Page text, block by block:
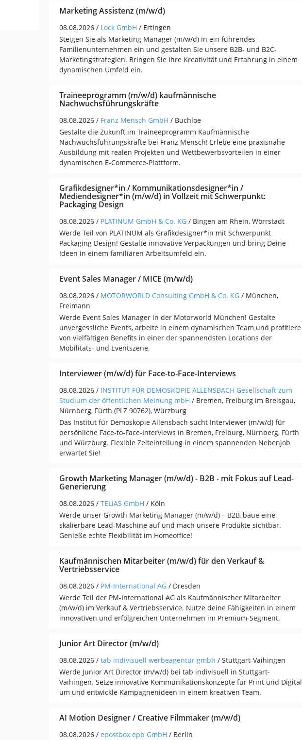
Marketing Assistenz (m/w/d)
08.08.2026 / Lock GmbH / Ertingen
Steigen Sie als Marketing Manager (m/w/d) in ein führendes
Familienunternehmen ein und gestalten Sie unsere B2B- und B2C-
Marketingstrategien. Bringen Sie Ihre Kreativität und Erfahrung in einem
dynamischen Umfeld ein.
Traineeprogramm (m/w/d) kaufmännische
Nachwuchsführungskräfte
08.08.2026 / Franz Mensch GmbH / Buchloe
Gestalte die Zukunft im Traineeprogramm Kaufmännische
Nachwuchsführungskräfte bei Franz Mensch! Erlebe eine praxisnahe
Ausbildung mit realen Projekten und Wettbewerbsvorteilen in einer
dynamischen E-Commerce-Plattform.
Grafikdesigner*in / Kommunikationsdesigner*in /
Mediendesigner*in (m/w/d) in Vollzeit mit Schwerpunkt:
Packaging Design
08.08.2026 / PLATINUM GmbH & Co. KG / Bingen am Rhein, Wörrstadt
Werde Teil von PLATINUM als Grafikdesigner*in mit Schwerpunkt
Packaging Design! Gestalte innovative Verpackungen und bring Deine
Ideen in einem familiären Arbeitsumfeld ein.
Event Sales Manager / MICE (m/w/d)
08.08.2026 / MOTORWORLD Consulting GmbH & Co. KG / München,
Freimann
Werde Event Sales Manager in der Motorworld München! Gestalte
unvergessliche Events, arbeite in einem dynamischen Team und profitiere
von vielfältigen Benefits in einer der spannendsten Locations der
Mobilitäts- und Eventszene.
Interviewer (m/w/d) für Face-to-Face-Interviews
08.08.2026 / INSTITUT FÜR DEMOSKOPIE ALLENSBACH Gesellschaft zum
Studium der öffentlichen Meinung mbH / Bremen, Freiburg im Breisgau,
Nürnberg, Fürth (PLZ 90762), Würzburg
Das Institut für Demoskopie Allensbach sucht Interviewer (m/w/d) für
persönliche Face-to-Face-Interviews in Bremen, Freiburg, Nürnberg, Fürth
und Würzburg. Flexible Zeiteinteilung in einem spannenden Nebenjob
erwartet Sie!
Growth Marketing Manager (m/w/d) - B2B - mit Fokus auf Lead-
Generierung
08.08.2026 / TELiAS GmbH / Köln
Werde unser Growth Marketing Manager (m/w/d) – B2B, baue eine
skalierbare Lead-Maschine auf und mach unsere Produkte sichtbar.
Genieße echte Flexibilität im Homeoffice!
Kaufmännischen Mitarbeiter (m/w/d) für den Verkauf &
Vertriebsservice
08.08.2026 / PM-International AG / Dresden
Werde Teil der PM-International AG als Kaufmännischer Mitarbeiter
(m/w/d) im Verkauf & Vertriebsservice. Nutze deine Fähigkeiten in einem
innovativen und erfolgreichen Unternehmen im Premium-Segment.
Junior Art Director (m/w/d)
08.08.2026 / tab indivisuell werbeagentur gmbh / Stuttgart-Vaihingen
Werde Junior Art Director (m/w/d) bei tab indivisuell in Stuttgart-
Vaihingen. Setze innovative Kommunikationskonzepte für Print und Digital
um und entwickle Kampagnenideen in einem kreativen Team.
AI Motion Designer / Creative Filmmaker (m/w/d)
08.08.2026 / epostbox epb GmbH / Berlin